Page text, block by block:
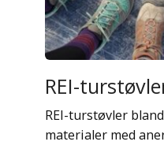
REI-
REI-turstøvler
materialer med